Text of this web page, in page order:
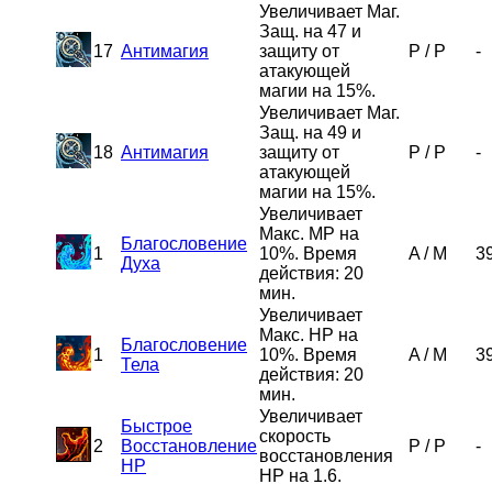
17 Антимагия
Увеличивает Маг.
Защ. на 47 и
защиту от
атакующей
магии на 15%.
P / P -
18 Антимагия
Увеличивает Маг.
Защ. на 49 и
защиту от
атакующей
магии на 15%.
P / P -
1
Благословение
Духа
Увеличивает
Макс. MP на
10%. Время
действия: 20
мин.
A/ M
1
Благословение
Тела
Увеличивает
Макс. HP на
10%. Время
действия: 20
мин.
A/ M
2
Быстрое
Восстановление
HP
Увеличивает
скорость
восстановления
HP на 1.6.
P / P -